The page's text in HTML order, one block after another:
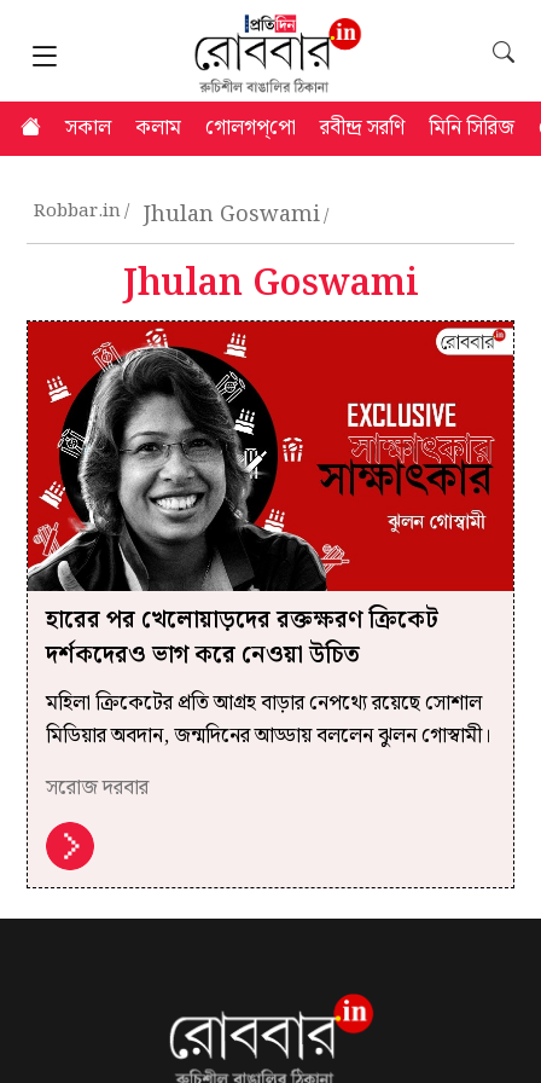
সকাল কলাম গোলগপ্‌পো রবীন্দ্র সরণি মিনি সিরিজ
Robbar.in Jhulan Goswami
Jhulan Goswami
হারের পর খেলোয়াড়দের রক্তক্ষরণ ক্রিকেট
দর্শকদেরও ভাগ করে নেওয়া উচিত
মহিলা ক্রিকেটের প্রতি আগ্রহ বাড়ার নেপথ্যে রয়েছে সোশাল
মিডিয়ার অবদান, জন্মদিনের আড্ডায় বললেন ঝুলন গোস্বামী।
সরোজ দরবার